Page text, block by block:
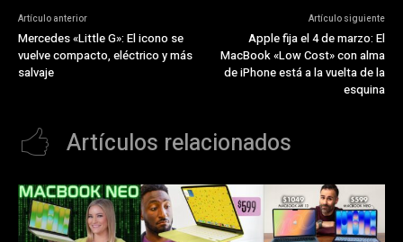
Artículo anterior
Mercedes «Little G»: El icono se
vuelve compacto, eléctrico y más
salvaje
Artículo siguiente
Apple fija el 4 de marzo: El
MacBook «Low Cost» con alma
de iPhone está a la vuelta de la
esquina
Artículos relacionados